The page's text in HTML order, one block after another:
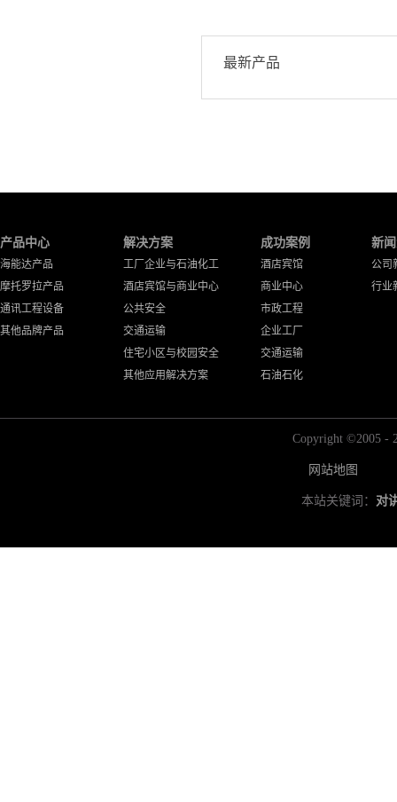
最新产品
产品中心
海能达产品
摩托罗拉产品
通讯工程设备
其他品牌产品
解决方案
工厂企业与石油化工
酒店宾馆与商业中心
公共安全
交通运输
住宅小区与校园安全
其他应用解决方案
成功案例
酒店宾馆
商业中心
市政工程
企业工厂
交通运输
石油石化
新
公司
行业
Copyright ©2005 -
网站地图
本站关键词： 对